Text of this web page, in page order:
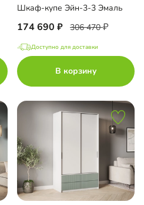
Шкаф-купе Эйн-3-3 Эмаль
174 690 306 470
Доступно для доставки
В корзину